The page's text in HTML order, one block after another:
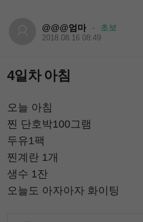
@@@엄마 · 초보
2018.08.16 08:49
4일차 아침
오늘 아침
찐 단호박100그램
두유1팩
찐계란 1개
생수 1잔
오늘도 아자아자 화이팅